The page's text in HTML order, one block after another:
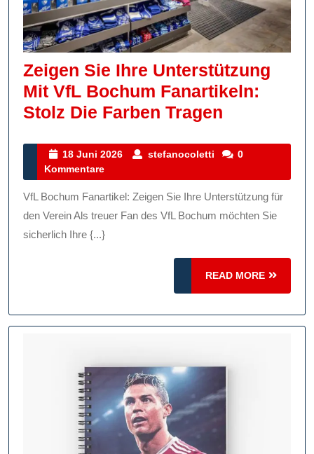
Zeigen Sie Ihre Unterstützung
Mit VfL Bochum Fanartikeln:
Stolz Die Farben Tragen
Ihre
Mit
VfL
Stolz
Farben
18 Juni 2026
18
2026
stefanocoletti stefanocoletti
0
Kommentare
VfL Bochum Fanartikel: Zeigen Sie Ihre Unterstützung für
den Verein Als treuer Fan des VfL Bochum möchten Sie
sicherlich Ihre {...}
READ MORE
READ
MORE